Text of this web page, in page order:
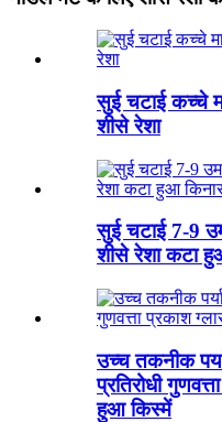
सुई चटाई कच्चे
शीसे रेशा
सुई चटाई 7-9 उम
शीसे रेशा कटा
उच्च तकनीक
प्रतिरोधी
हुआ किस्में